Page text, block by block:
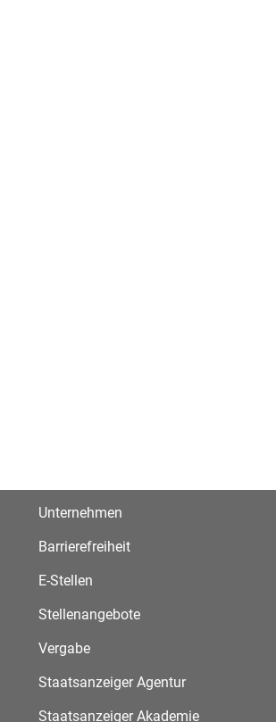
Unternehmen
Barrierefreiheit
E-Stellen
Stellenangebote
Vergabe
Staatsanzeiger Agentur
Staatsanzeiger Akademie